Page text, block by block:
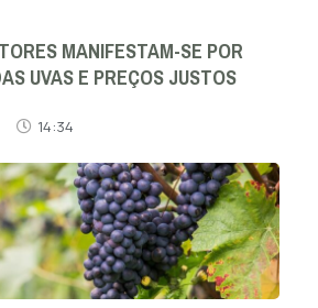
MANIFESTAM-SE POR
UVAS E PREÇOS JUSTOS
14:34